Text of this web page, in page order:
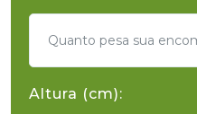
Altura (cm):